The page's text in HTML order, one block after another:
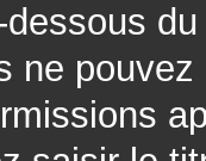
dessous
ne